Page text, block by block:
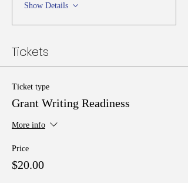
Show Details
Tickets
Ticket type
Grant Writing Readiness
More info
Price
$20.00